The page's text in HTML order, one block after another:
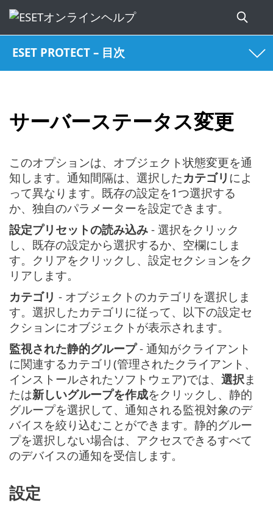
ESET PROTECT – 目次
サーバーステータス変更
このオプションは、オブジェクト状態変更を通
知します。通知間隔は、選択したカテゴリ によ
って異なります。既存の設定を1つ選択する
か、独自のパラメーターを設定できます。
設定プリセットの読み込み - 選択をクリック
し、既存の設定から選択するか、空欄にしま
す。クリアをクリックし、設定セクションをク
リアします。
カテゴリ - オブジェクトのカテゴリを選択しま
す。選択したカテゴリに従って、以下の設定セ
クションにオブジェクトが表示されます。
監視された静的グループ- 通知がクライアント
に関連するカテゴリ(管理されたクライアント、
インストールされたソフトウェア)では、 選択ま
たは新しいグループを作成をクリックし、静的
グループを選択して、通知される監視対象のデ
バイスを絞り込むことができます。静的グルー
プを選択しない場合は、アクセスできるすべて
のデバイスの通知を受信します。
設定